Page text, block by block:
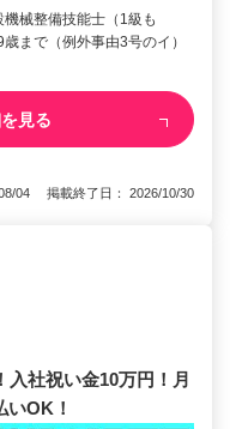
械整備技能士（1級も
まで（例外事由3号のイ）
見る
04 掲載終了日： 2026/10/30
社祝い金10万円！月
OK！